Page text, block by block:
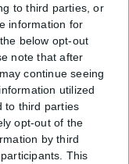
to third parties, or
information for
below opt-out
note that after
continue seeing
utilized
to third parties
opt-out of the
by third
This